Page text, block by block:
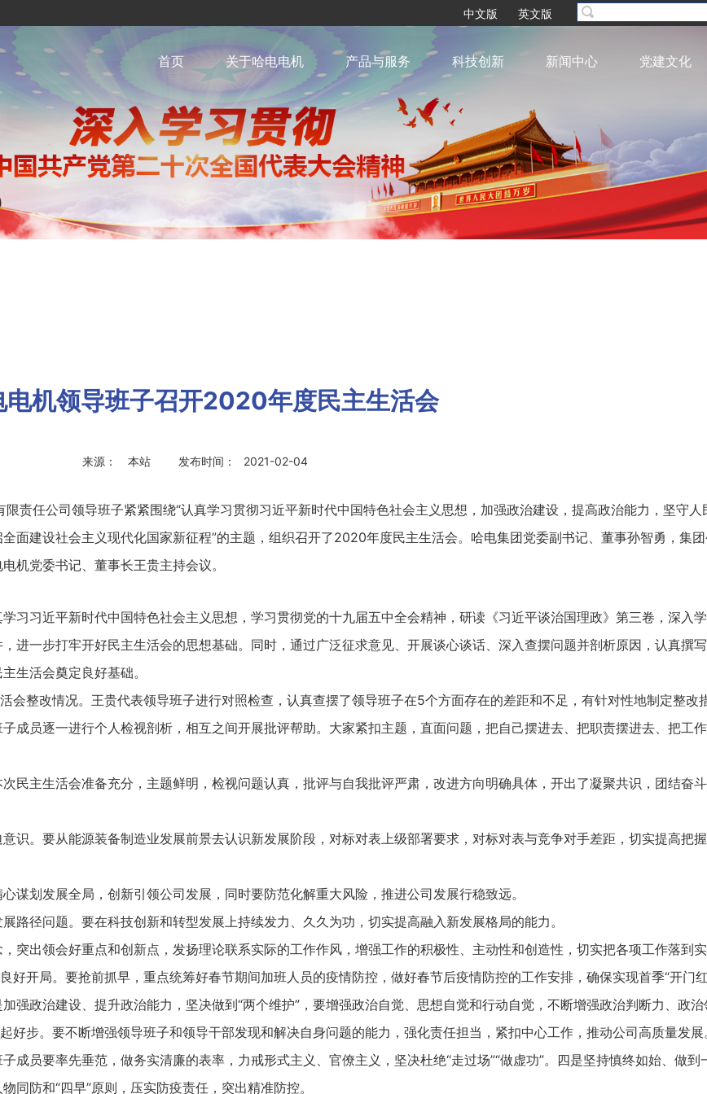
中文版 英文版
首页 关于哈电电机 产品与服务 科技创新 新闻中心 党建文化
电机领导班子召开2020年度民主生活会
来源： 本站 发布时间： 2021-02-04
责任公司领导班子紧紧围绕“认真学习贯彻习近平新时代中国特色社会主义思想，加强政治建设，提高政治能力，坚守人
面建设社会主义现代化国家新征程”的主题，组织召开了2020年度民主生活会。哈电集团党委副书记、董事孙智勇，集
机党委书记、董事长王贵主持会议。
习习近平新时代中国特色社会主义思想，学习贯彻党的十九届五中全会精神，研读《习近平谈治国理政》第三卷，深入
进一步打牢开好民主生活会的思想基础。同时，通过广泛征求意见、开展谈心谈话、深入查摆问题并剖析原因，认真撰
生活会奠定良好基础。
会整改情况。王贵代表领导班子进行对照检查，认真查摆了领导班子在5个方面存在的差距和不足，有针对性地制定整改
成员逐一进行个人检视剖析，相互之间开展批评帮助。大家紧扣主题，直面问题，把自己摆进去、把职责摆进去、把工
民主生活会准备充分，主题鲜明，检视问题认真，批评与自我批评严肃，改进方向明确具体，开出了凝聚共识，团结奋
识。要从能源装备制造业发展前景去认识新发展阶段，对标对表上级部署要求，对标对表与竞争对手差距，切实提高把
谋划发展全局，创新引领公司发展，同时要防范化解重大风险，推进公司发展行稳致远。
路径问题。要在科技创新和转型发展上持续发力、久久为功，切实提高融入新发展格局的能力。
突出领会好重点和创新点，发扬理论联系实际的工作作风，增强工作的积极性、主动性和创造性，切实把各项工作落到
好开局。要抢前抓早，重点统筹好春节期间加班人员的疫情防控，做好春节后疫情防控的工作安排，确保实现首季“开门
强政治建设、提升政治能力，坚决做到“两个维护”，要增强政治自觉、思想自觉和行动自觉，不断增强政治判断力、政
好步。要不断增强领导班子和领导干部发现和解决自身问题的能力，强化责任担当，紧扣中心工作，推动公司高质量发
成员要率先垂范，做务实清廉的表率，力戒形式主义、官僚主义，坚决杜绝“走过场”“做虚功”。四是坚持慎终如始、做到
防和“四早”原则，压实防疫责任，突出精准防控。